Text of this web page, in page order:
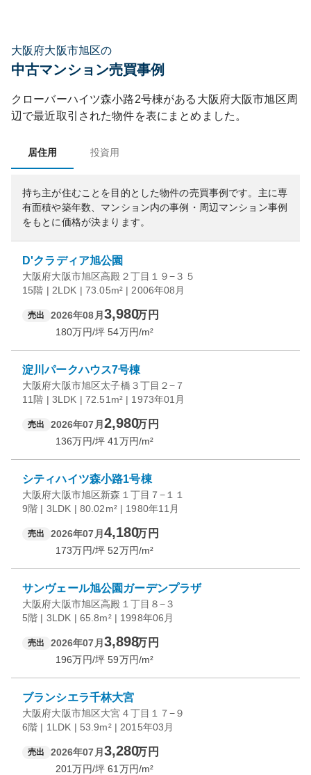
大阪府大阪市旭区の
中古マンション売買事例
クローバーハイツ森小路2号棟がある 大阪府大阪市旭区周
辺で最近取引された物件を表にまとめました。
居住用 投資用
持ち主が住むことを目的とした物件の売買事例です。 主に専
有面積や築年数、マンション内の事例・周辺マンション事例
をもとに価格が決まります。
D'クラディア旭公園
大阪府大阪市旭区高殿２丁目１９−３５
15階 | 2LDK | 73.05m² | 2006年08月
売出 2026年08月 3,980万円
180万円/坪 54万円/m²
淀川パークハウス7号棟
大阪府大阪市旭区太子橋３丁目２−７
11階 | 3LDK | 72.51m² | 1973年01月
売出 2026年07月 2,980万円
136万円/坪 41 万円/m²
シティハイツ森小路1号棟
大阪府大阪市旭区新森１丁目７−１１
9階 | 3LDK | 80.02m² | 1980年11月
売出 2026年07月 4,180万円
173万円/坪 52万円/m²
サンヴェール旭公園ガーデンプラザ
大阪府大阪市旭区高殿１丁目８−３
5階 | 3LDK | 65.8m² | 1998年06月
売出 2026年07月 3,898万円
196万円/坪 59万円/m²
ブランシエラ千林大宮
大阪府大阪市旭区大宮４丁目１７−９
6階 | 1LDK | 53.9m² | 2015年03月
売出 2026年07月 3,280万円
201万円/坪 61 万円/m²